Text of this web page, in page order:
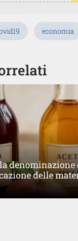
economia
denominazione
delle